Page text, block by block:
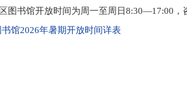
图书馆开放时间为周一至周日8:30—17:00
书馆2026年暑期开放时间详表